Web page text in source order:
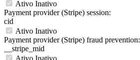
Ativo Inativo
Payment provider (Stripe) session:
cid
Ativo Inativo
Payment provider (Stripe) fraud prevention:
__stripe_mid
Ativo Inativo